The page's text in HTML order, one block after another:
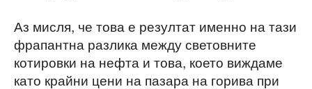
Аз мисля, че това е резултат именно на тази
фрапантна разлика между световните
котировки на нефта и това, което виждаме
като крайни цени на пазара на горива при